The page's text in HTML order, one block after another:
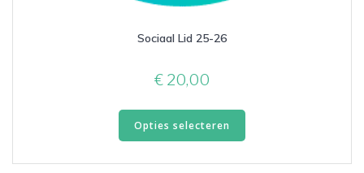
Sociaal Lid 25-26
€ 20,00
Opties selecteren
Dit
heeft
meerdere